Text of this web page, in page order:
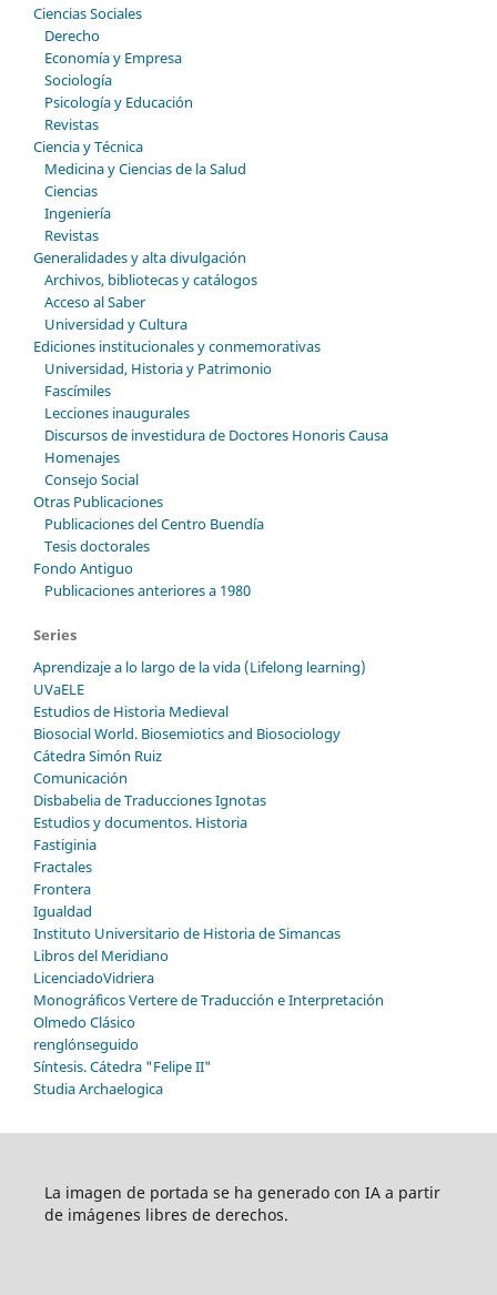
Ciencias Sociales
Derecho
Economía y Empresa
Sociología
Psicología y Educación
Revistas
Ciencia y Técnica
Medicina y Ciencias de la Salud
Ciencias
Ingeniería
Revistas
Generalidades y alta divulgación
Archivos, bibliotecas y catálogos
Acceso al Saber
Universidad y Cultura
Ediciones institucionales y conmemorativas
Universidad, Historia y Patrimonio
Fascímiles
Lecciones inaugurales
Discursos de investidura de Doctores Honoris Causa
Homenajes
Consejo Social
Otras Publicaciones
Publicaciones del Centro Buendía
Tesis doctorales
Fondo Antiguo
Publicaciones anteriores a 1980
Series
Aprendizaje a lo largo de la vida (Lifelong learning)
UVaELE
Estudios de Historia Medieval
Biosocial World. Biosemiotics and Biosociology
Cátedra Simón Ruiz
Comunicación
Disbabelia de Traducciones Ignotas
Estudios y documentos. Historia
Fastiginia
Fractales
Frontera
Igualdad
Instituto Universitario de Historia de Simancas
Libros del Meridiano
LicenciadoVidriera
Monográficos Vertere de Traducción e Interpretación
Olmedo Clásico
renglónseguido
Síntesis. Cátedra "Felipe II"
Studia Archaelogica
La imagen de portada se ha generado con IA a partir
de imágenes libres de derechos.